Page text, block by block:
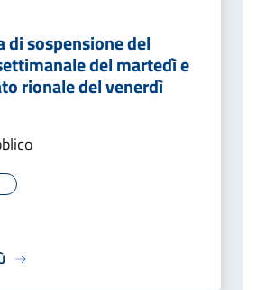
di sospensione del
del martedì e
rionale del venerdì